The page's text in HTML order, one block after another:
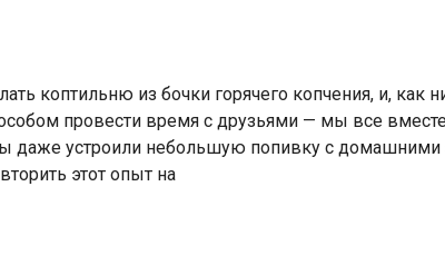
коптильню из бочки горячего копчения, и, как
провести время с друзьями — мы все
даже устроили небольшую попивку с
этот опыт на